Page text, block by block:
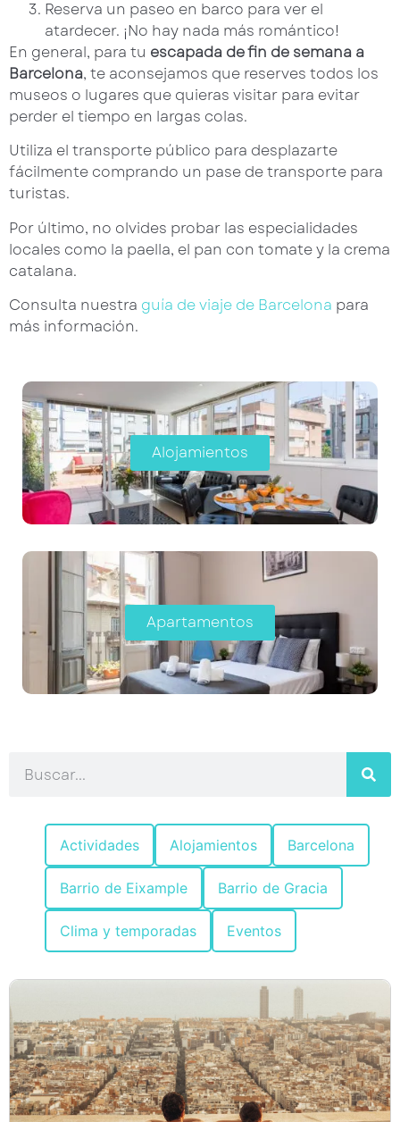
Reserva un paseo en barco para ver el
atardecer. ¡No hay nada más romántico!
En general, para tu escapada de fin de semana a
Barcelona, te aconsejamos que reserves todos los
museos o lugares que quieras visitar para evitar
perder el tiempo en largas colas.
Utiliza el transporte público para desplazarte
fácilmente comprando un pase de transporte para
turistas.
Por último, no olvides probar las especialidades
locales como la paella, el pan con tomate y la crema
catalana.
Consulta nuestra guía de viaje de Barcelona para
más información.
Alojamientos
Apartamentos
Actividades Alojamientos Barcelona
Barrio de Eixample Barrio de Gracia
Clima y temporadas Eventos